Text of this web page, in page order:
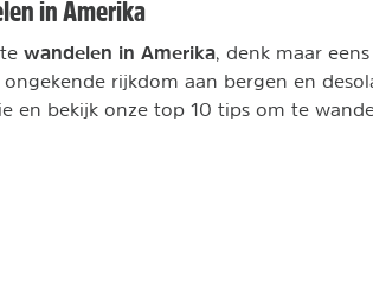
in Amerika
wandelen in Amerika , denk maar
rijkdom aan bergen en
en bekijk onze top 10 tips om te